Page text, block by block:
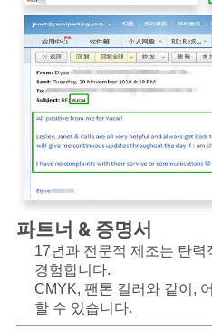
파트너 & 증명서
17년과 전문적 제조는 탄력
경험합니다.
CMYK, 팬톤 컬러와 같이,
할 수 있습니다.